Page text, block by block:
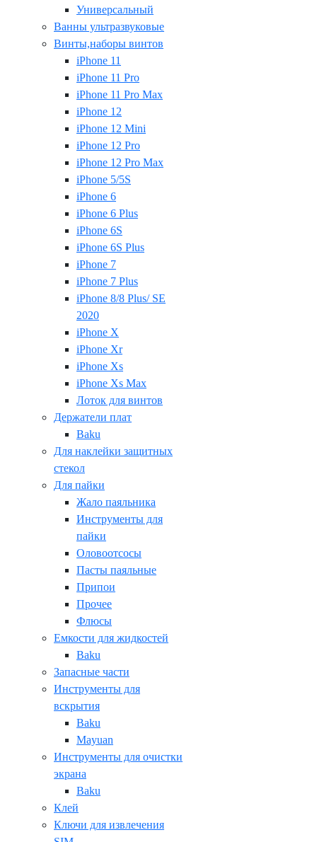
Универсальный
Ванны ультразвуковые
Винты,наборы винтов
iPhone 11
iPhone 11 Pro
iPhone 11 Pro Max
iPhone 12
iPhone 12 Mini
iPhone 12 Pro
iPhone 12 Pro Max
iPhone 5/5S
iPhone 6
iPhone 6 Plus
iPhone 6S
iPhone 6S Plus
iPhone 7
iPhone 7 Plus
iPhone 8/8 Plus/ SE
2020
iPhone X
iPhone Xr
iPhone Xs
iPhone Xs Max
Лоток для винтов
Держатели плат
Baku
Для наклейки защитных
стекол
Для пайки
Жало паяльника
Инструменты для
пайки
Оловоотсосы
Пасты паяльные
Припои
Прочее
Флюсы
Емкости для жидкостей
Baku
Запасные части
Инструменты для
вскрытия
Baku
Mayuan
Инструменты для очистки
экрана
Baku
Клей
Ключи для извлечения